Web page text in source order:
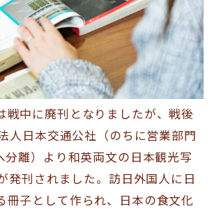
戦中に廃刊となりましたが、戦後
人日本交通公社（のちに営業部門
分離）より和英両文の日本観光写
発刊されました。訪日外国人に日
冊子として作られ、日本の食文化